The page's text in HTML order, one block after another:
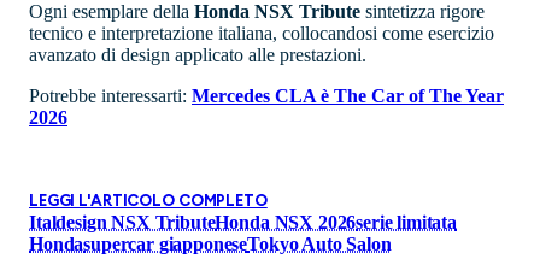
Ogni esemplare della Honda NSX Tribute sintetizza rigore
tecnico e interpretazione italiana, collocandosi come esercizio
avanzato di design applicato alle prestazioni.
Potrebbe interessarti: Mercedes CLA è The Car of The Year
2026
LEGGI L'ARTICOLO COMPLETO
Italdesign NSX TributeHonda NSX 2026serie limitata
Hondasupercar giapponeseTokyo Auto Salon